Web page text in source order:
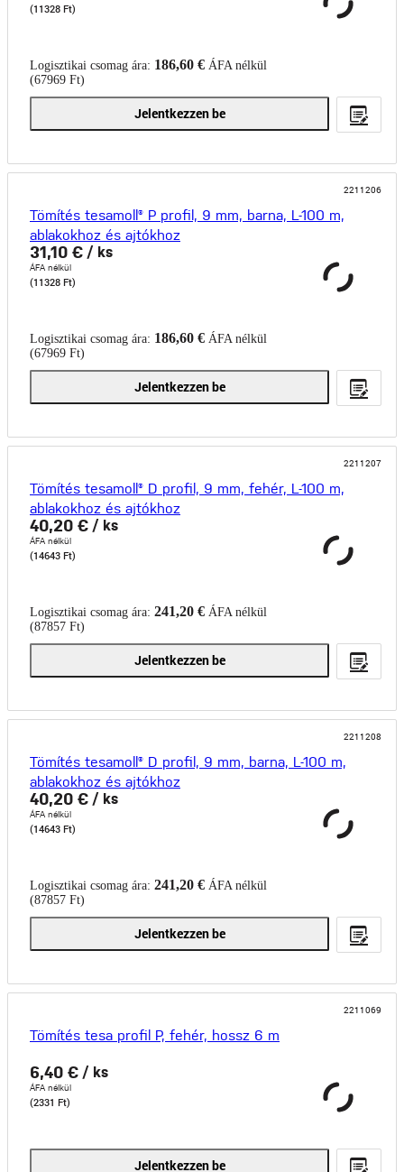
(11328 Ft)
Logisztikai csomag ára: 186,60 € ÁFA nélkül
(67969 Ft)
Jelentkezzen be
2211206
Tömítés tesamoll® P profil, 9 mm, barna, L-100 m,
ablakokhoz és ajtókhoz
31,10 € / ks
ÁFA nélkül
(11328 Ft)
Logisztikai csomag ára: 186,60 € ÁFA nélkül
(67969 Ft)
Jelentkezzen be
2211207
Tömítés tesamoll® D profil, 9 mm, fehér, L-100 m,
ablakokhoz és ajtókhoz
40,20 € / ks
ÁFA nélkül
(14643 Ft)
Logisztikai csomag ára: 241,20 € ÁFA nélkül
(87857 Ft)
Jelentkezzen be
2211208
Tömítés tesamoll® D profil, 9 mm, barna, L-100 m,
ablakokhoz és ajtókhoz
40,20 € / ks
ÁFA nélkül
(14643 Ft)
Logisztikai csomag ára: 241,20 € ÁFA nélkül
(87857 Ft)
Jelentkezzen be
2211069
Tömítés tesa profil P, fehér, hossz 6 m
6,40 € / ks
ÁFA nélkül
(2331 Ft)
Jelentkezzen be